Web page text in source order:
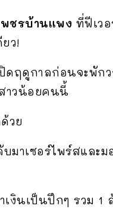
พชรบ้านแพง ที่ฟีเว
ว!
ฤดูกาลก่อนจะพักว
าวน้อยคนนี้
วย
าเซอร์ไพร์สและ
งินเป็นปึกๆ รวม 1